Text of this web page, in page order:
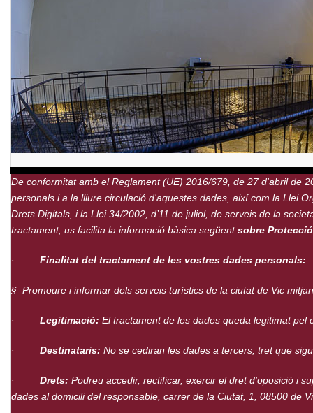
De conformitat amb el Reglament (UE) 2016/679, de 27 d'abril de
personals i a la lliure circulació d'aquestes dades, així com la Llei
Drets Digitals, i la Llei 34/2002, d’11 de juliol, de serveis de la
tractament, us facilita la informació bàsica següentsobre
· Finalitat del tractament de les vostres dades personals:
§ Promoure i informar dels serveis turístics de la ciutat de Vic
· Legitimació: El tractament de les dades queda legitimat
· Destinataris: No se cediran les dades a tercers, tret que
· Drets: Podreu accedir, rectificar, exercir el dret d’oposició i
dades al domicili del responsable, carrer de la Ciutat, 1, 08500 de